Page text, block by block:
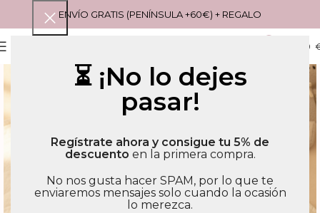
⏳ ¡No lo dejes
pasar!
Regístrate ahora y consigue tu 5% de
descuento en la primera compra.
No nos gusta hacer SPAM, por lo que te
enviaremos mensajes solo cuando la ocasión
lo merezca.
ENVÍO GRATIS (PENÍNSULA +60€) + REGALO
0,00